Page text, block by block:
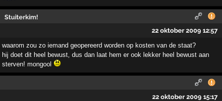
Stuiterkim!
22 oktober 2009 12:57
waarom zou zo iemand geopereerd worden op kosten van de staat?
hij doet dit heel bewust, dus dan laat hem er ook lekker heel bewust aan
sterven! mongool
22 oktober 2009 15:17